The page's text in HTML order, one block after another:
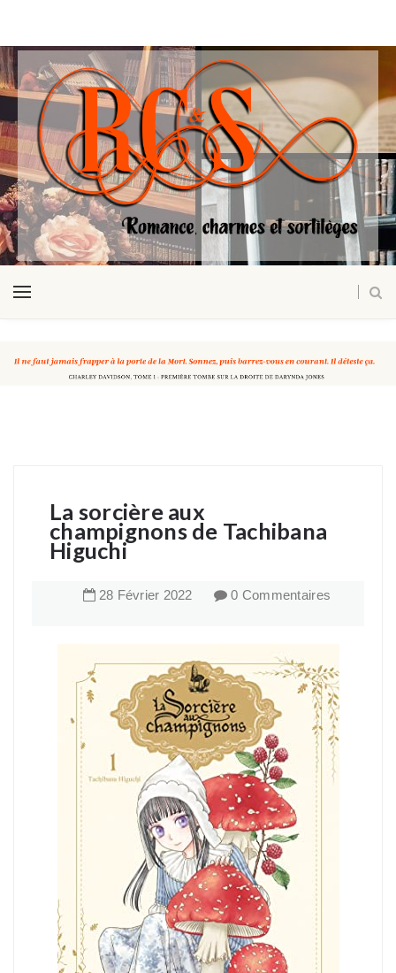
La sorcière aux
champignons de Tachibana
Higuchi
28 Février 2022 0 Commentaires